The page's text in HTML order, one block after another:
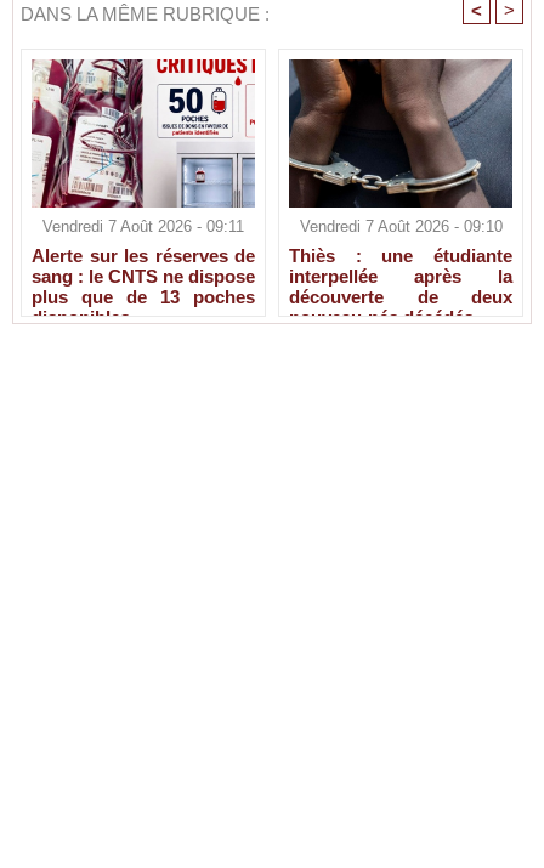
DANS LA MÊME RUBRIQUE : < >
Vendredi 7 Août 2026 - 09:11
Alerte sur les réserves de
sang : le CNTS ne dispose
plus que de 13 poches
disponibles
Vendredi 7 Août 2026 - 09:10
Thiès : une étudiante
interpellée après la
découverte de deux
nouveau-nés décédés